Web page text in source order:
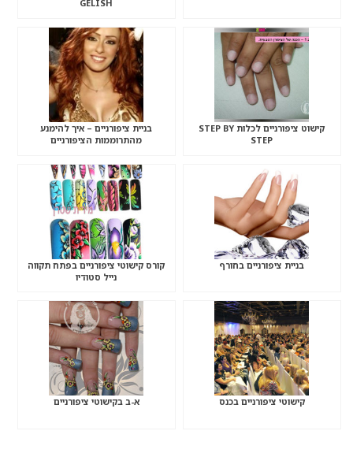
GELISH
קישוט ציפורניים לכלות STEP BY
STEP
בניית ציפורניים – איך להימנע
מהתרוממות הציפורניים
בניית ציפורניים בחורף
קורס קישוטי ציפורניים בפתח תקווה
נייל סטודיו
קישוטי ציפורניים בכנס א-ב בקישוטי ציפורניים